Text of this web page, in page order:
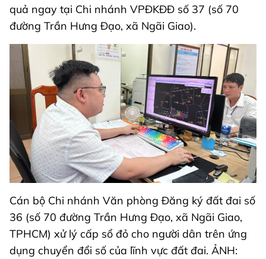
quả ngay tại Chi nhánh VPĐKĐĐ số 37 (số 70
đường Trần Hưng Đạo, xã Ngãi Giao).
Cán bộ Chi nhánh Văn phòng Đăng ký đất đai số
36 (số 70 đường Trần Hưng Đạo, xã Ngãi Giao,
TPHCM) xử lý cấp sổ đỏ cho người dân trên ứng
dụng chuyển đổi số của lĩnh vực đất đai. ẢNH: